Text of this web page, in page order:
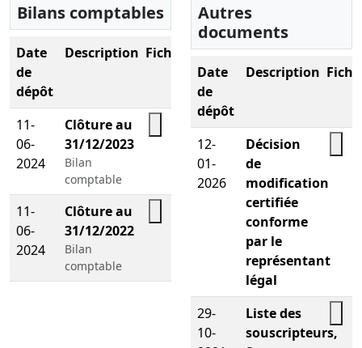
Bilans comptables
Date
de
dépôt
Description Fichier
11-
06-
2024
Clôture au
31/12/2023
Bilan
comptable
11-
06-
2024
Clôture au
31/12/2022
Bilan
comptable
Autres
documents
Date
de
dépôt
Description
12-
01-
2026
Décision
de
modification
certifiée
conforme
par le
représentant
légal
29-
10-
Liste des
souscripteurs,